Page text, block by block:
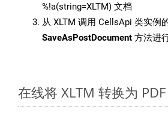
%!a(string=XLTM) 文档
从 XLTM 调用 CellsApi 类实例
SaveAsPostDocument 方法进
在线将 XLTM 转换为